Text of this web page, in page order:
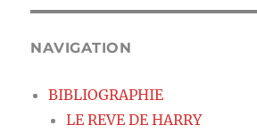
NAVIGATION
BIBLIOGRAPHIE
LE REVE DE HARRY